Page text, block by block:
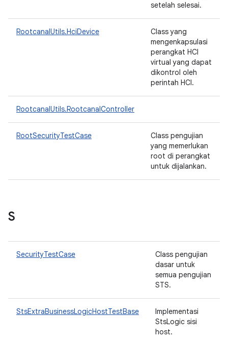
setelah selesai.
RootcanalUtils.HciDevice
Class yang
mengenkapsulasi
perangkat HCI
virtual yang dapat
dikontrol oleh
perintah HCI.
RootcanalUtils.RootcanalController
RootSecurityTestCase
Class pengujian
yang memerlukan
root di perangkat
untuk dijalankan.
S
SecurityTestCase
Class pengujian
dasar untuk
semua pengujian
STS.
StsExtraBusinessLogicHostTestBase
Implementasi
StsLogic sisi
host.